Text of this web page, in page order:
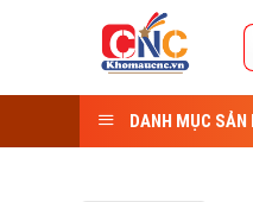
DANH MỤC SẢN